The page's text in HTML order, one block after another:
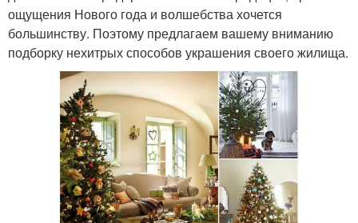
ощущения Нового года и волшебства хочется
большинству. Поэтому предлагаем вашему вниманию
подборку нехитрых способов украшения своего жилища.